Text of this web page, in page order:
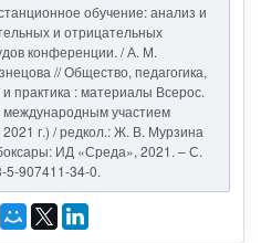
обучение: анализ и
и отрицательных
конференции. / А. М.
// Общество, педагогика,
практика : материалы Всерос.
международным участием
г.) / редкол.: Ж. В. Мурзина
ИД «Среда», 2021. – С.
5-907411-34-0.